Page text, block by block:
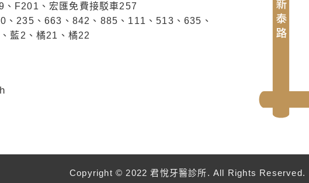
F201、宏匯免費接駁車257
、235、663、842、885、111、513、635、
藍2、橘21、橘22
Copyright © 2022 君悅牙醫診所. All Rights Reserved.